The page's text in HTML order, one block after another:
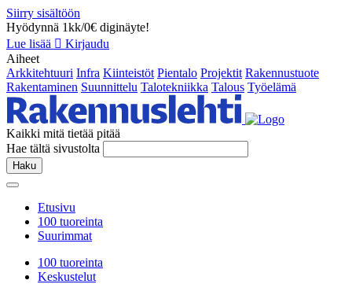
Siirry sisältöön
Hyödynnä 1kk/0€ diginäyte!
Lue lisää
Kirjaudu
Aiheet
Arkkitehtuuri Infra Kiinteistöt Pientalo Projektit Rakennustuote
Rakentaminen Suunnittelu Talotekniikka Talous Työelämä
Kaikki mitä tietää pitää
Hae tältä sivustolta
Haku
Etusivu
100 tuoreinta
Suurimmat
100 tuoreinta
Keskustelut